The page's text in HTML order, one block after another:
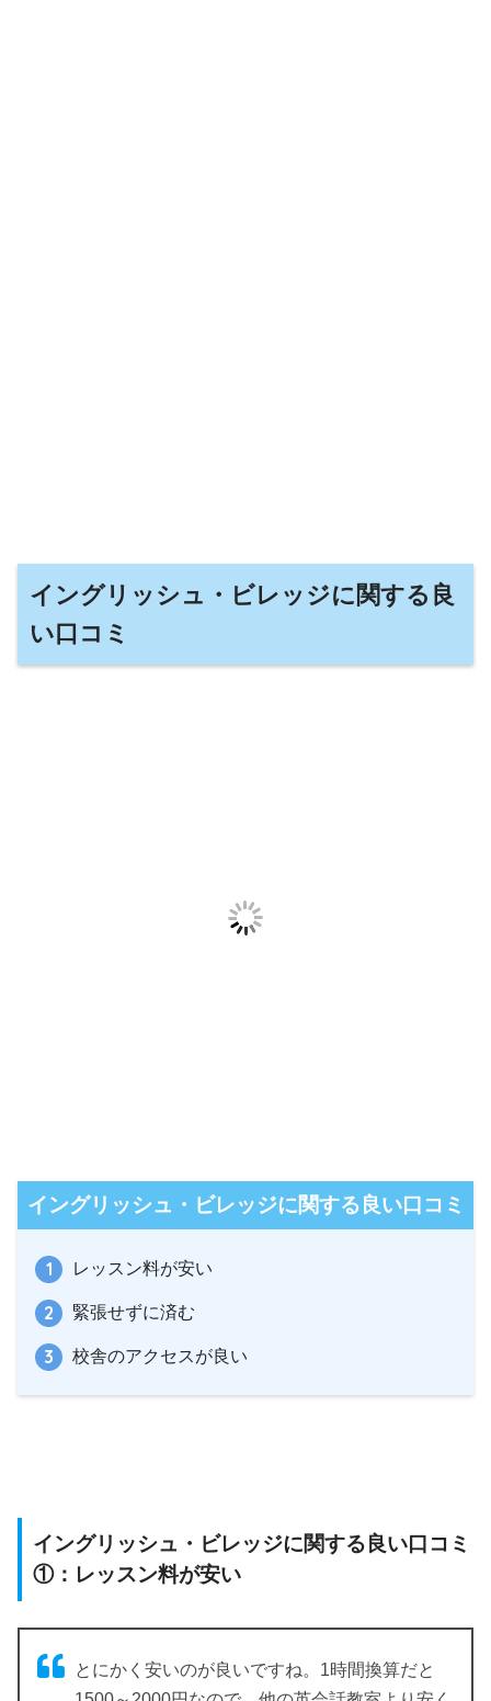
イングリッシュ・ビレッジに関する良
い口コミ
イングリッシュ・ビレッジに関する良い口コミ
レッスン料が安い
緊張せずに済む
校舎のアクセスが良い
イングリッシュ・ビレッジに関する良い口コミ
①：レッスン料が安い
とにかく安いのが良いですね。1時間換算だと